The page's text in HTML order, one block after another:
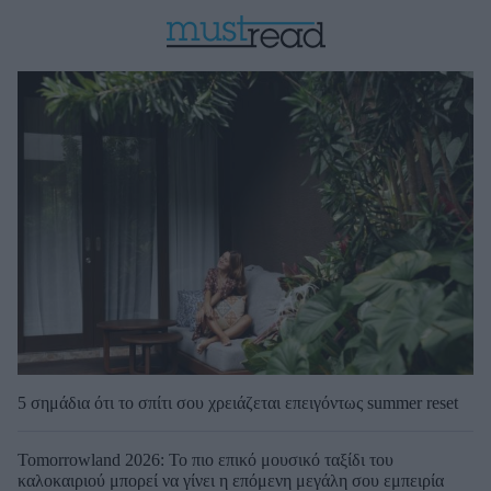
5 σημάδια ότι το σπίτι σου χρειάζεται επειγόντως summer reset
Tomorrowland 2026: Το πιο επικό μουσικό ταξίδι του
καλοκαιριού μπορεί να γίνει η επόμενη μεγάλη σου εμπειρία